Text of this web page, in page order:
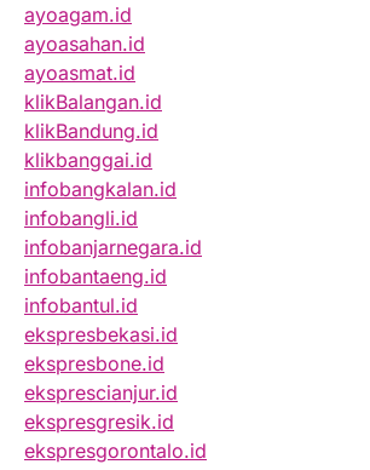
ayoagam.id
ayoasahan.id
ayoasmat.id
klikBalangan.id
klikBandung.id
klikbanggai.id
infobangkalan.id
infobangli.id
infobanjarnegara.id
infobantaeng.id
infobantul.id
ekspresbekasi.id
ekspresbone.id
eksprescianjur.id
ekspresgresik.id
ekspresgorontalo.id